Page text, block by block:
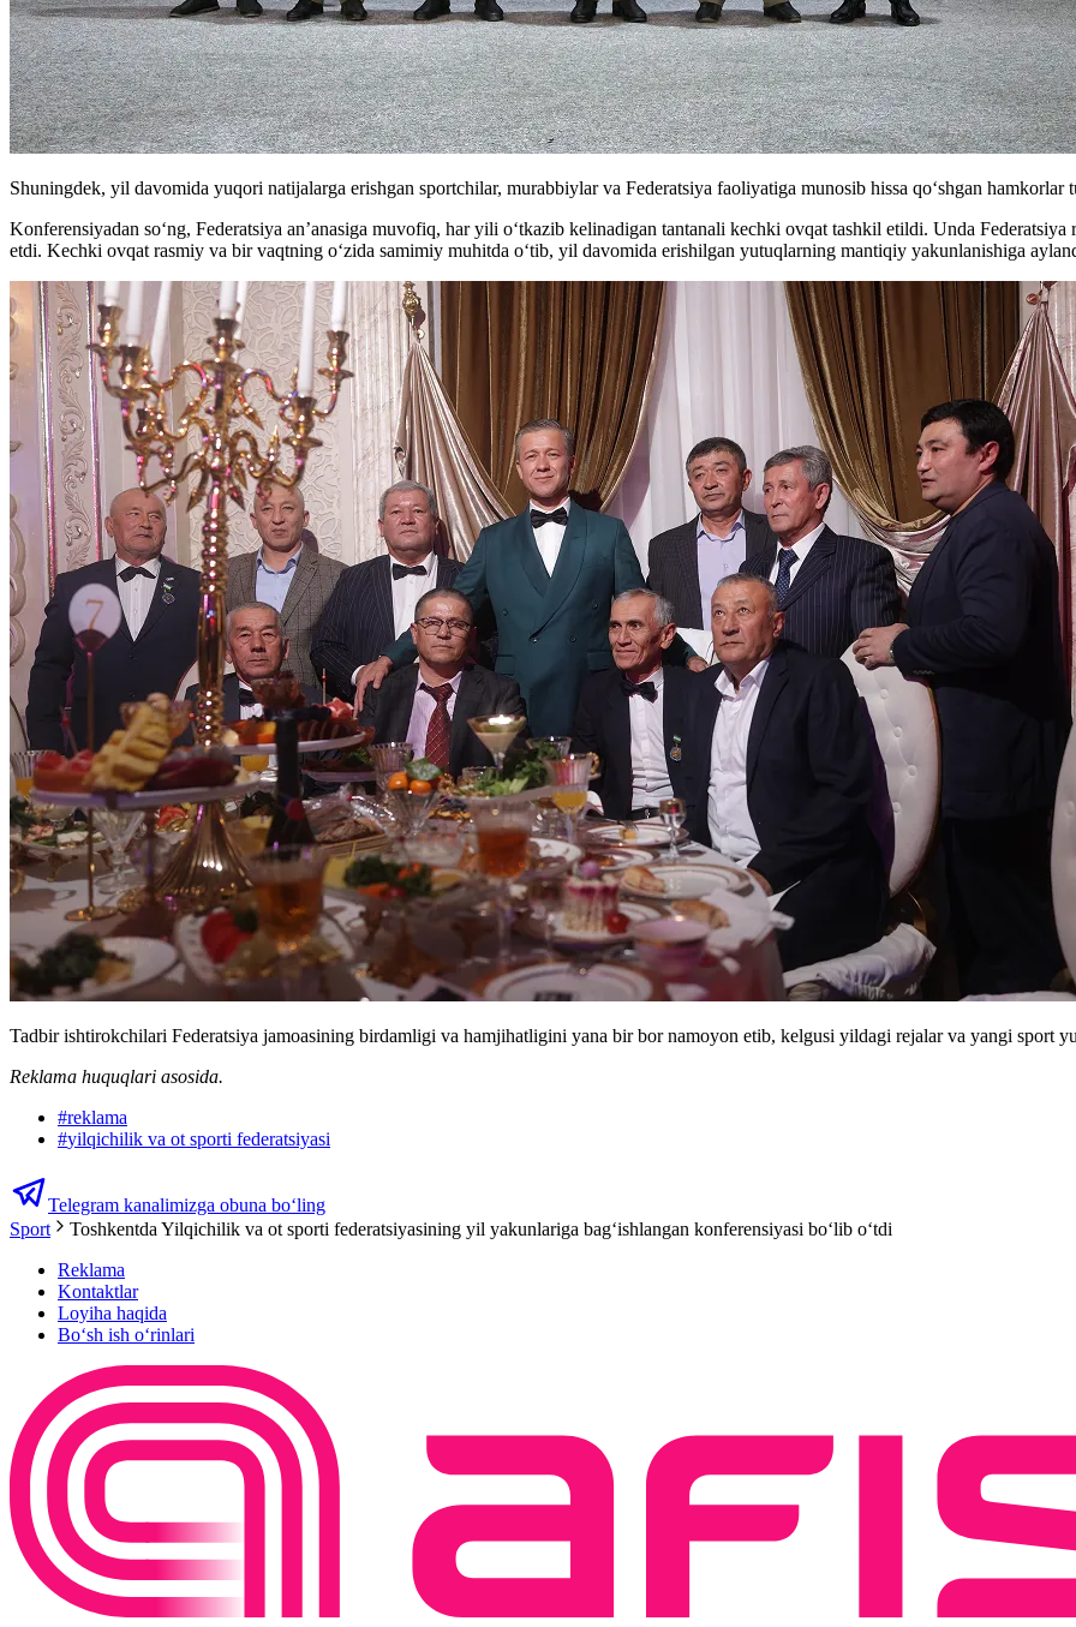
Shuningdek, yil davomida yuqori natijalarga erishgan sportchilar, murabbiylar va Federatsiya faoliyatiga munosib hissa qo‘shgan hamkorlar
Konferensiyadan so‘ng, Federatsiya an’anasiga muvofiq, har yili o‘tkazib kelinadigan tantanali kechki ovqat tashkil etildi. Unda
etdi. Kechki ovqat rasmiy va bir vaqtning o‘zida samimiy muhitda o‘tib, yil davomida erishilgan yutuqlarning mantiqiy yakunlanishiga
Tadbir ishtirokchilari Federatsiya jamoasining birdamligi va hamjihatligini yana bir bor namoyon etib, kelgusi yildagi rejalar va yangi sport
Reklama huquqlari asosida.
#reklama
#yilqichilik va ot sporti federatsiyasi
Telegram kanalimizga obuna bo‘ling
Sport
Toshkentda Yilqichilik va ot sporti federatsiyasining yil yakunlariga bag‘ishlangan konferensiyasi bo‘lib o‘tdi
Reklama
Kontaktlar
Loyiha haqida
Bo‘sh ish o‘rinlari